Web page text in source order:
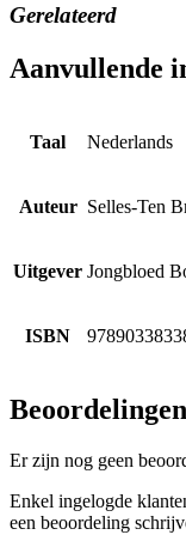
Gerelateerd
Aanvullende
Taal Nederlands
Auteur Selles-Ten
Uitgever Jongbloed
ISBN
Beoordelingen
Er zijn nog geen
Enkel ingelogde
een beoordeling